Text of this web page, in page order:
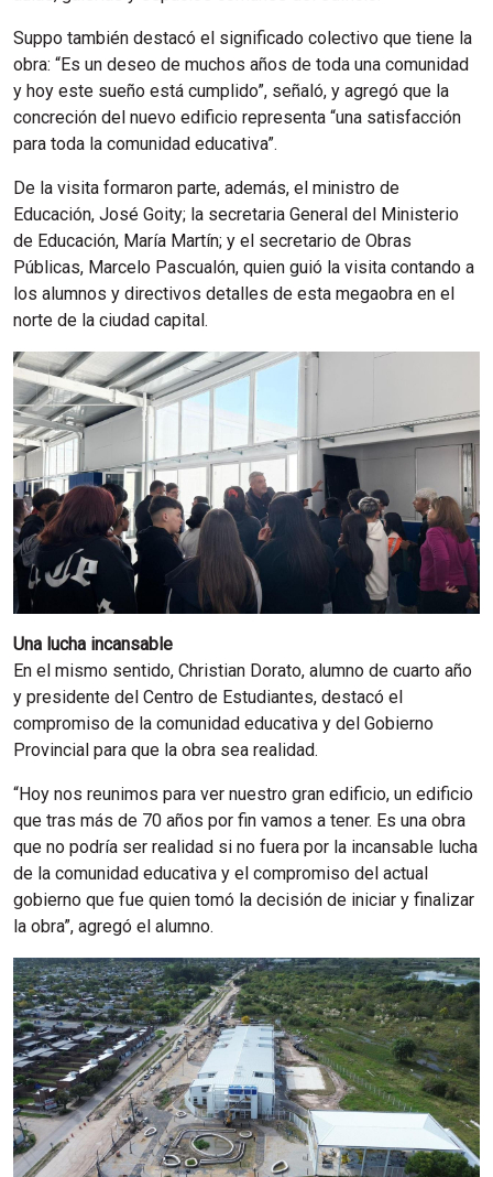
Suppo también destacó el significado colectivo que tiene la
obra: “Es un deseo de muchos años de toda una comunidad
y hoy este sueño está cumplido”, señaló, y agregó que la
concreción del nuevo edificio representa “una satisfacción
para toda la comunidad educativa”.
De la visita formaron parte, además, el ministro de
Educación, José Goity; la secretaria General del Ministerio
de Educación, María Martín; y el secretario de Obras
Públicas, Marcelo Pascualón, quien guió la visita contando a
los alumnos y directivos detalles de esta megaobra en el
norte de la ciudad capital.
Una lucha incansable
En el mismo sentido, Christian Dorato, alumno de cuarto año
y presidente del Centro de Estudiantes, destacó el
compromiso de la comunidad educativa y del Gobierno
Provincial para que la obra sea realidad.
“Hoy nos reunimos para ver nuestro gran edificio, un edificio
que tras más de 70 años por fin vamos a tener. Es una obra
que no podría ser realidad si no fuera por la incansable lucha
de la comunidad educativa y el compromiso del actual
gobierno que fue quien tomó la decisión de iniciar y finalizar
la obra”, agregó el alumno.